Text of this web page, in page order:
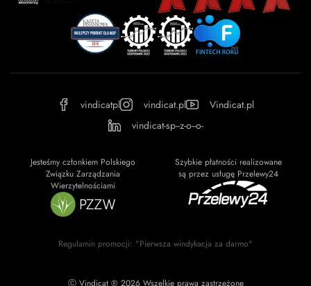
vindicatpl vindicat.pl
Vindicat.pl
vindicat-sp--z-o--o-
Jesteśmy członkiem Polskiego
Związku Zarządzania
Wierzytelnościami
Szybkie płatności realizowane
są przez usługę Przelewy24
Regulamin promocji: "Pierwsza windykacja za darmo"
Ⓒ Vindicat ® 2026 Wszelkie prawa zastrzeżone